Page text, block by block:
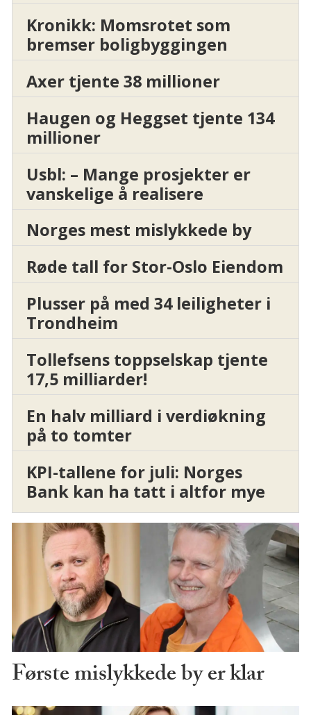
Kronikk: Momsrotet som
bremser boligbyggingen
Axer tjente 38 millioner
Haugen og Heggset tjente 134
millioner
Usbl: – Mange prosjekter er
vanskelige å realisere
Norges mest mislykkede by
Røde tall for Stor-Oslo Eiendom
Plusser på med 34 leiligheter i
Trondheim
Tollefsens toppselskap tjente
17,5 milliarder!
En halv milliard i verdiøkning
på to tomter
KPI-tallene for juli: Norges
Bank kan ha tatt i altfor mye
Første mislykkede by er klar